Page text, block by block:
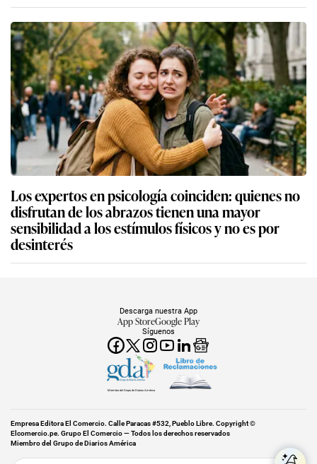
Los expertos en psicología coinciden: quienes no
disfrutan de los abrazos tienen una mayor
sensibilidad a los estímulos físicos y no es por
desinterés
Síguenos
Descarga nuestra App
App StoreGoogle Play
Miembro del Grupo de Diarios América
Empresa Editora El Comercio. Calle Paracas #532, Pueblo Libre. Copyright ©
Elcomercio.pe. Grupo El Comercio — Todos los derechos reservados
Miembro del Grupo de Diarios América